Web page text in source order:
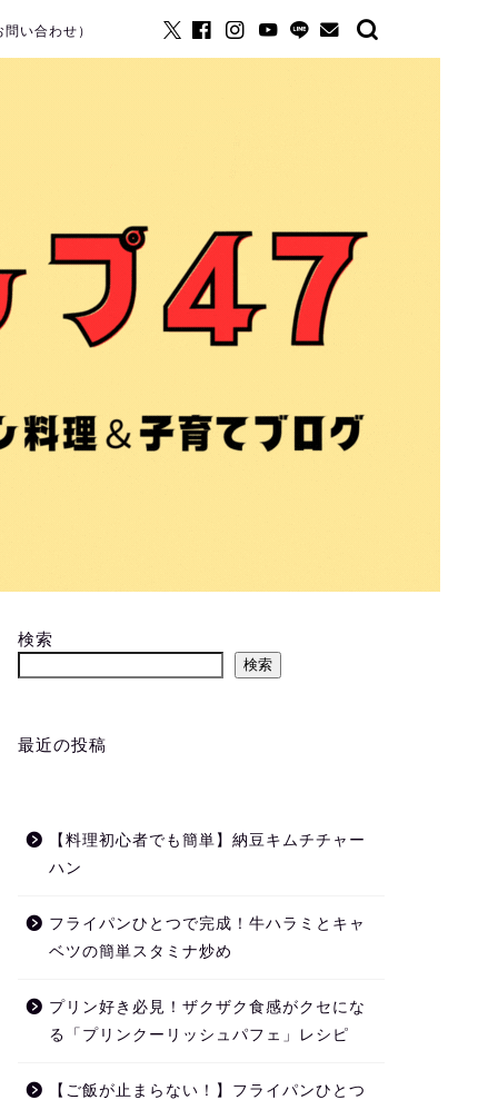
い合わせ）
検索
検索
最近の投稿
【料理初心者でも簡単】納豆キムチチャー
ハン
フライパンひとつで完成！牛ハラミとキャ
ベツの簡単スタミナ炒め
プリン好き必見！ザクザク食感がクセにな
る「プリンクーリッシュパフェ」レシピ
【ご飯が止まらない！】フライパンひとつ